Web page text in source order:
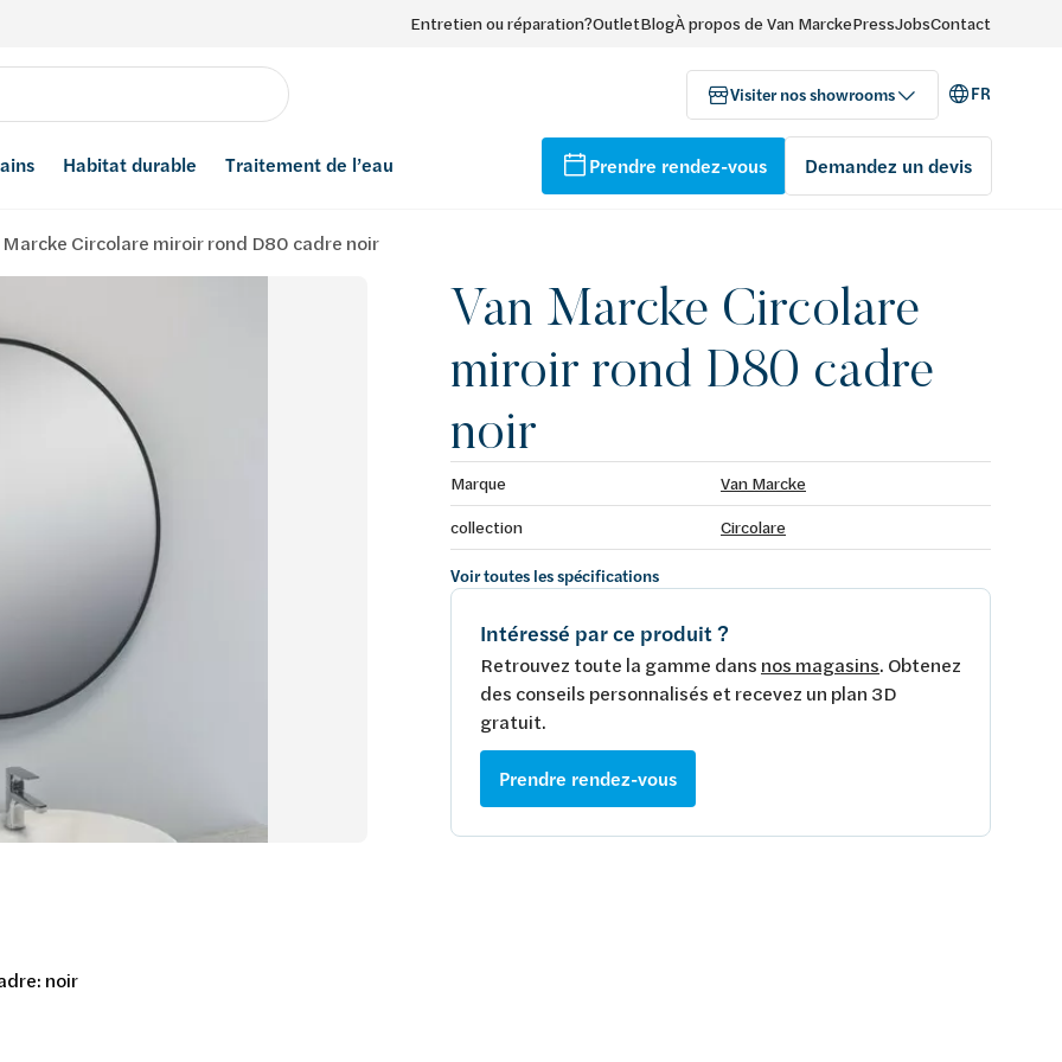
Entretien ou réparation?OutletBlogÀ propos de Van MarckePressJobsContact
Visiter nos showrooms FR
Habitat durable Traitement de l’eau Prendre rendez-vous Demandez un devis
Marcke Circolare miroir rond D80 cadre noir
Van Marcke Circolare
miroir rond D80 cadre
noir
Marque
Van Marcke
collection
Circolare
Voir toutes les spécifications
Intéressé par ce produit ?
Retrouvez toute la gamme dans nos magasins. Obtenez
des conseils personnalisés et recevez un plan 3D
gratuit.
Prendre rendez-vous
noir